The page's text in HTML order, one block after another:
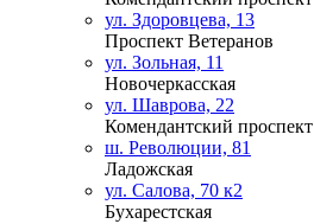
ул. Здоровцева, 13
Проспект Ветеранов
ул. Зольная, 11
Новочеркасская
ул. Шаврова, 22
Комендантский проспект
ш. Революции, 81
Ладожская
ул. Салова, 70 к2
Бухарестская